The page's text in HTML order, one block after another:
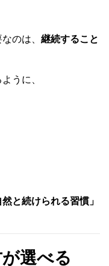
のは、 継続すること
うに、
然と続けられる習慣」
選べる